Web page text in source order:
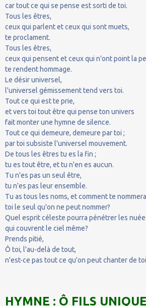
car tout ce qui se pense est sorti de toi.
Tous les êtres,
ceux qui parlent et ceux qui sont muets,
te proclament.
Tous les êtres,
ceux qui pensent et ceux qui n'ont point la
te rendent hommage.
Le désir universel,
l'universel gémissement tend vers toi.
Tout ce qui est te prie,
et vers toi tout être qui pense ton univers
fait monter une hymne de silence.
Tout ce qui demeure, demeure par toi ;
par toi subsiste l'universel mouvement.
De tous les êtres tu es la fin ;
tu es tout être, et tu n'en es aucun.
Tu n'es pas un seul être,
tu n'es pas leur ensemble.
Tu as tous les noms, et comment te
toi le seul qu'on ne peut nommer?
Quel esprit céleste pourra pénétrer les
qui couvrent le ciel même?
Prends pitié,
Ô toi, l'au-delà de tout,
n'est-ce pas tout ce qu'on peut chanter de
HYMNE : Ô FILS